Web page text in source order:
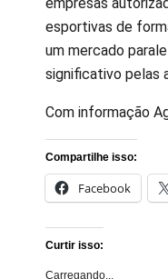
esportivas de
um mercado
significativo pelas
Com informação
Compartilhe isso:
Facebook
Curtir isso:
Carregando...